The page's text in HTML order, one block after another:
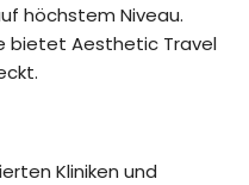
höchstem Niveau.
bietet Aesthetic Travel
Kliniken und